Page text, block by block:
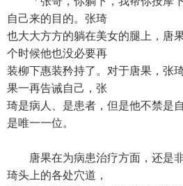
自己来的目的。张琦
也大大方方的躺在美女的腿上，唐
个时候他也没必要再
装柳下惠装矜持了。对于唐果，张
果一再告诫自己，张
琦是病人、是患者，但是他不禁是
是唯一一位。
唐果在为病患治疗方面，还是非
琦头上的各处穴道，